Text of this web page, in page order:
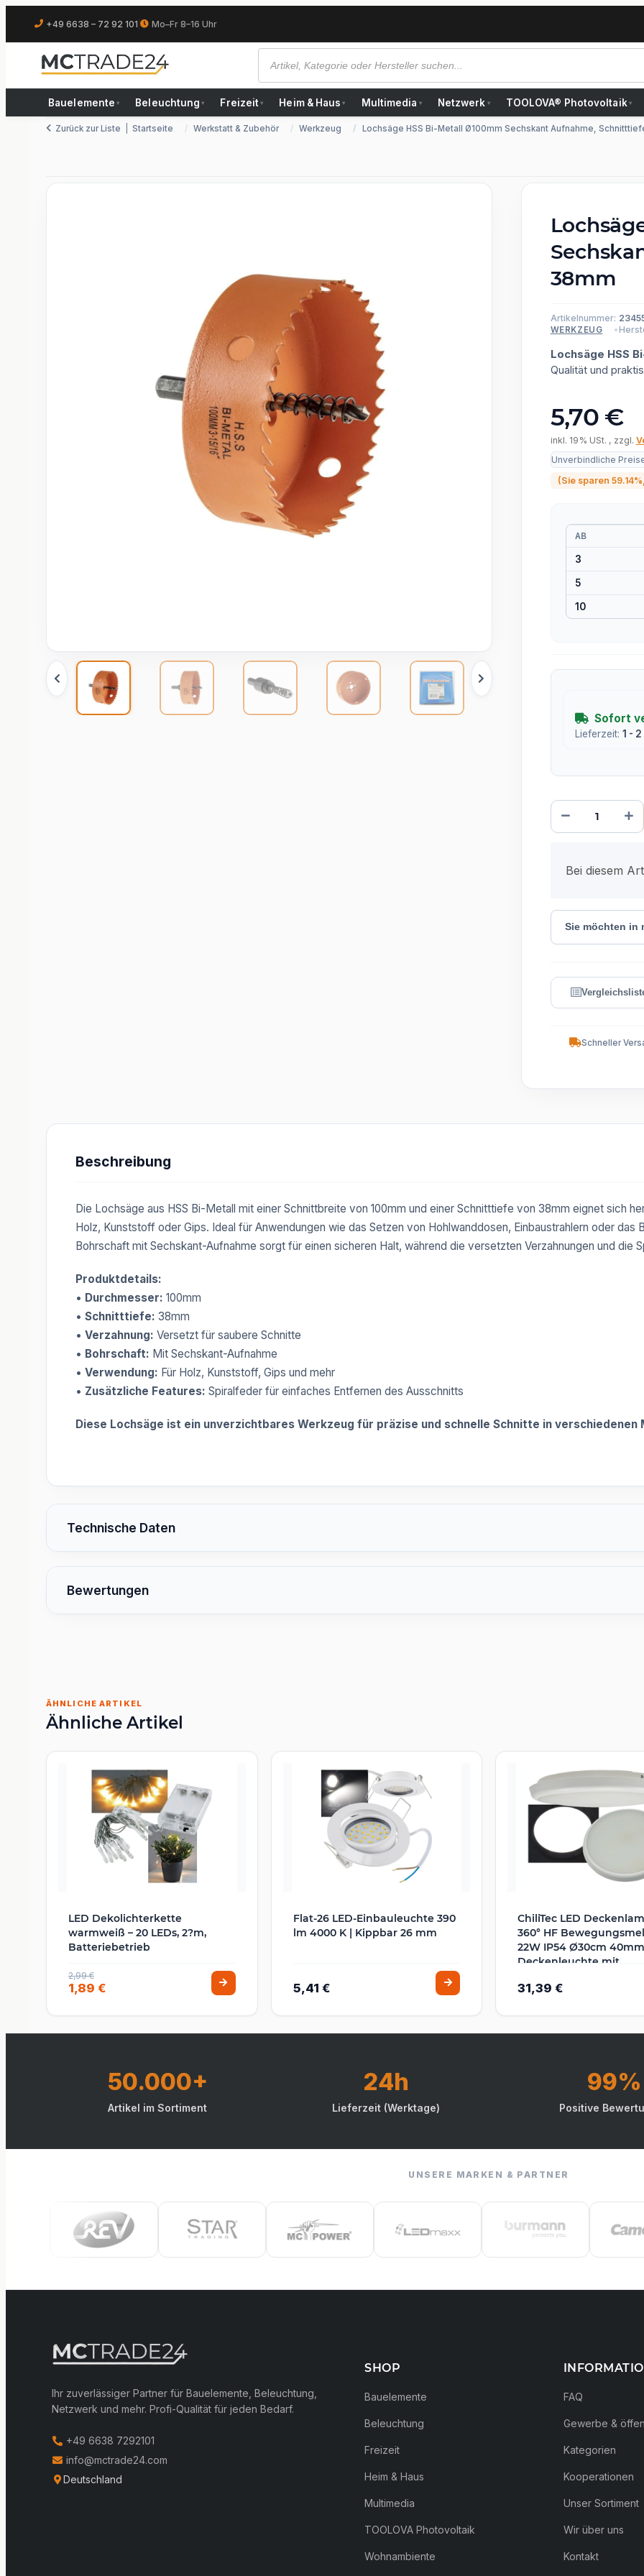
+49 6638 – 72 92 101 Mo–Fr 8–16 Uhr
Bauelemente ▾ Beleuchtung ▾ Freizeit ▾ Heim & Haus ▾ Multimedia ▾ Netzwerk ▾ TOOLOVA® Photovoltaik ▾
Zurück zur Liste Startseite Werkstatt & Zubehör Werkzeug Lochsäge HSS Bi-Metall Ø100mm Sechskant Aufnahme,
38mm
Artikelnummer:
WERKZEUG
Lochsäge HSS
Qualität und
5,70 €
inkl. 19% USt. , zzgl.
Unverbindliche
(Sie sparen 59.14%
AB
3
5
10
Sofort
Lieferzeit: 1 -
Bei diesem
Sie möchten in
Schneller
Beschreibung
Die Lochsäge aus HSS Bi-Metall mit einer Schnittbreite von 100mm und einer Schnitttiefe von 38mm eignet sich
Holz, Kunststoff oder Gips. Ideal für Anwendungen wie das Setzen von Hohlwanddosen, Einbaustrahlern oder
Bohrschaft mit Sechskant-Aufnahme sorgt für einen sicheren Halt, während die versetzten Verzahnungen und die
Produktdetails:
• Durchmesser: 100mm
• Schnitttiefe: 38mm
• Verzahnung: Versetzt für saubere Schnitte
• Bohrschaft: Mit Sechskant-Aufnahme
• Verwendung: Für Holz, Kunststoff, Gips und mehr
• Zusätzliche Features: Spiralfeder für einfaches Entfernen des Ausschnitts
Diese Lochsäge ist ein unverzichtbares Werkzeug für präzise und schnelle Schnitte in verschiedenen
Technische Daten
Bewertungen
ÄHNLICHE ARTIKEL
Ähnliche Artikel
LED Dekolichterkette
warmweiß – 20 LEDs, 2?m,
Batteriebetrieb
2,99 €
1,89 €
Flat-26 LED-Einbauleuchte 390
lm 4000 K | Kippbar 26 mm
5,41 €
ChiliTec LED
360° HF
22W IP54 Ø30cm
Deckenleuchte mit
Reichweite
31,39 €
50.000+
Artikel im Sortiment
24h
Lieferzeit (Werktage)
99%
Positive
UNSERE MARKEN & PARTNER
Ihr zuverlässiger Partner für Bauelemente, Beleuchtung,
Netzwerk und mehr. Profi-Qualität für jeden Bedarf.
+49 6638 7292101
info@mctrade24.com
Deutschland
SHOP
Bauelemente
Beleuchtung
Freizeit
Heim & Haus
Multimedia
TOOLOVA Photovoltaik
Wohnambiente
FAQ
Gewerbe &
Kategorien
Kooperationen
Unser Sortiment
Wir über uns
Kontakt